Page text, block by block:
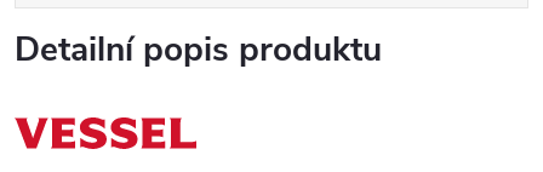
Detailní popis produktu